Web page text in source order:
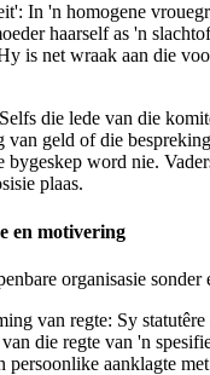
In 'n homogene
haarself as 'n
is net wraak aan die
Selfs die lede van die
geld of die
bygeskep word nie.
plaas.
en motivering
organisasie sonder
van regte: Sy
die regte van 'n
persoonlike aanklagte